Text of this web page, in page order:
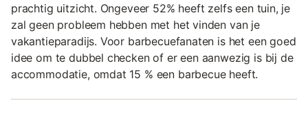
prachtig uitzicht. Ongeveer 52% heeft zelfs een tuin, je
zal geen probleem hebben met het vinden van je
vakantieparadijs. Voor barbecuefanaten is het een goed
idee om te dubbel checken of er een aanwezig is bij de
accommodatie, omdat 15 % een barbecue heeft.